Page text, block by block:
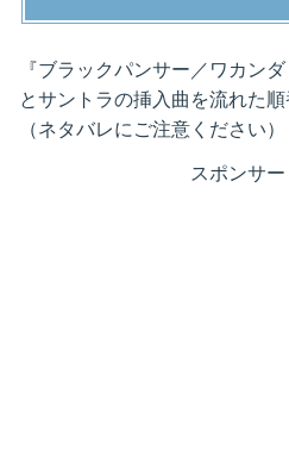
『ブラックパンサー／ワカン
とサントラの挿入曲を流れた順
（ネタバレにご注意ください）
スポンサー